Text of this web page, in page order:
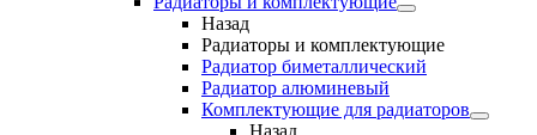
Назад
Радиаторы и комплектующие
Радиатор биметаллический
Радиатор алюминевый
Комплектующие для радиаторов
Назад